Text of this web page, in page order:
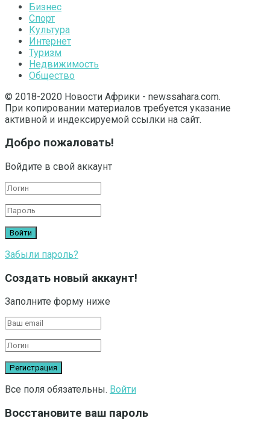
Бизнес
Спорт
Культура
Интернет
Туризм
Недвижимость
Общество
© 2018-2020 Новости Африки - newssahara.com.
При копировании материалов требуется указание
активной и индексируемой ссылки на сайт.
Добро пожаловать!
Войдите в свой аккаунт
Забыли пароль?
Создать новый аккаунт!
Заполните форму ниже
Все поля обязательны. Войти
Восстановите ваш пароль